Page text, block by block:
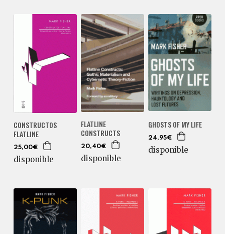
CONSTRUCTOS
FLATLINE
25,00€
disponible
FLATLINE
CONSTRUCTS
20,40€
disponible
GHOSTS OF MY LIFE
24,95€
disponible